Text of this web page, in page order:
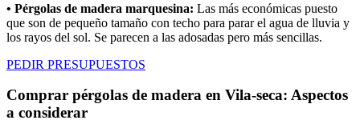
• Pérgolas de madera marquesina: Las más económicas puesto
que son de pequeño tamaño con techo para parar el agua de lluvia y
los rayos del sol. Se parecen a las adosadas pero más sencillas.
PEDIR PRESUPUESTOS
Comprar pérgolas de madera en Vila-seca: Aspectos
a considerar